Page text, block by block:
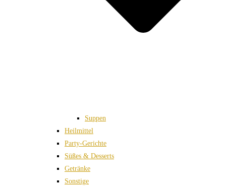
Suppen
Heilmittel
Party-Gerichte
Süßes & Desserts
Getränke
Sonstige